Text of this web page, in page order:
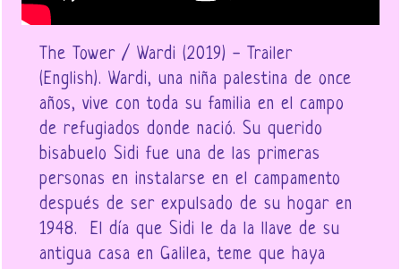
The Tower / Wardi (2019) - Trailer
(English). Wardi, una niña palestina de once
años, vive con toda su familia en el campo
de refugiados donde nació. Su querido
bisabuelo Sidi fue una de las primeras
personas en instalarse en el campamento
después de ser expulsado de su hogar en
1948. El día que Sidi le da la llave de su
antigua casa en Galilea, teme que haya